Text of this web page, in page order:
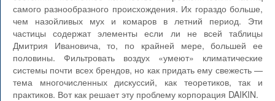
самого разнообразного происхождения. Их гораздо больше,
чем назойливых мух и комаров в летний период. Эти
частицы содержат элементы если ли не всей таблицы
Дмитрия Ивановича, то, по крайней мере, большей ее
половины. Фильтровать воздух «умеют» климатические
системы почти всех брендов, но как придать ему свежесть —
тема многочисленных дискуссий, как теоретиков, так и
практиков. Вот как решает эту проблему корпорация DAIKIN.